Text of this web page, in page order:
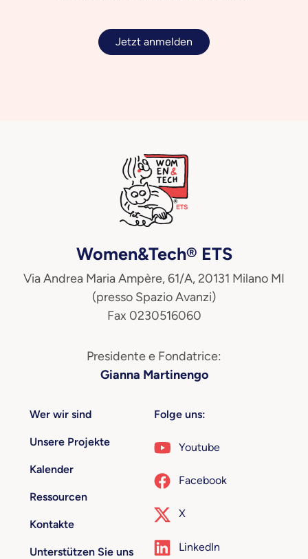
Jetzt anmelden
Women&Tech® ETS
Via Andrea Maria Ampère, 61/A, 20131 Milano MI
(presso Spazio Avanzi)
Fax 0230516060
Presidente e Fondatrice:
Gianna Martinengo
Wer wir sind
Unsere Projekte
Kalender
Ressourcen
Kontakte
Unterstützen Sie uns
Folge uns:
Youtube
Facebook
X
LinkedIn